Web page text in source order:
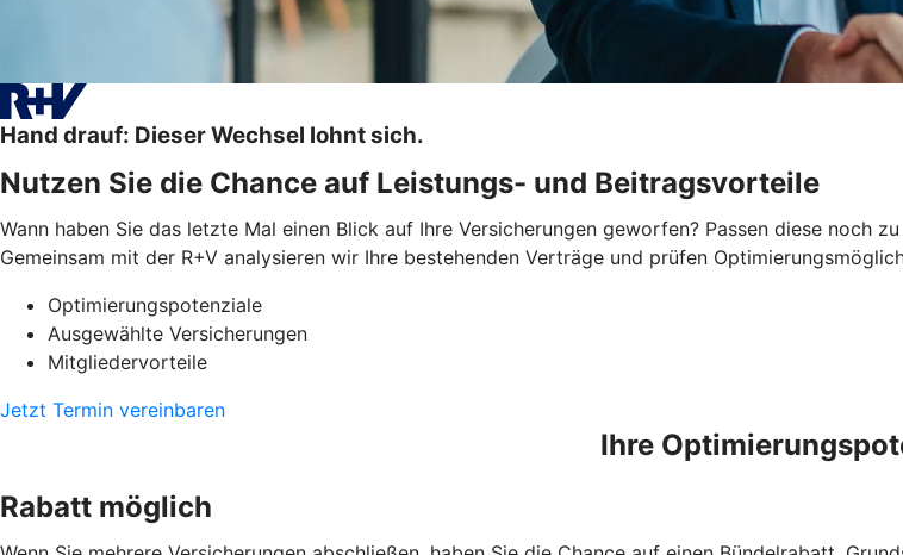
Hand drauf: Dieser Wechsel lohnt sich.
Nutzen Sie die Chance auf Leistungs- und Beitragsvorteile
Wann haben Sie das letzte Mal einen Blick auf Ihre Versicherungen geworfen? Passen diese noch
Gemeinsam mit der R+V analysieren wir Ihre bestehenden Verträge und prüfen
Optimierungspotenziale
Ausgewählte Versicherungen
Mitgliedervorteile
Jetzt Termin vereinbaren
Ihre
Rabatt möglich